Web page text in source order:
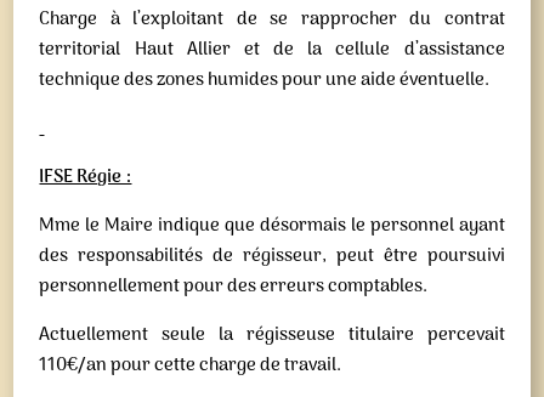
Charge à l’exploitant de se rapprocher du contrat
territorial Haut Allier et de la cellule d’assistance
technique des zones humides pour une aide éventuelle.
IFSE Régie :
Mme le Maire indique que désormais le personnel ayant
des responsabilités de régisseur, peut être poursuivi
personnellement pour des erreurs comptables.
Actuellement seule la régisseuse titulaire percevait
110€/an pour cette charge de travail.